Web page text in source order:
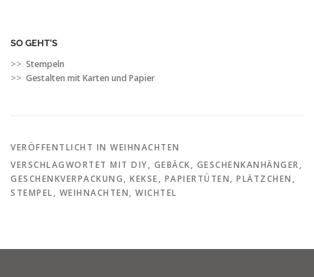
SO GEHT’S
>> Stempeln
>> Gestalten mit Karten und Papier
VERÖFFENTLICHT IN WEIHNACHTEN
VERSCHLAGWORTET MIT DIY, GEBÄCK, GESCHENKANHÄNGER,
GESCHENKVERPACKUNG, KEKSE, PAPIERTÜTEN, PLÄTZCHEN ,
STEMPEL, WEIHNACHTEN, WICHTEL